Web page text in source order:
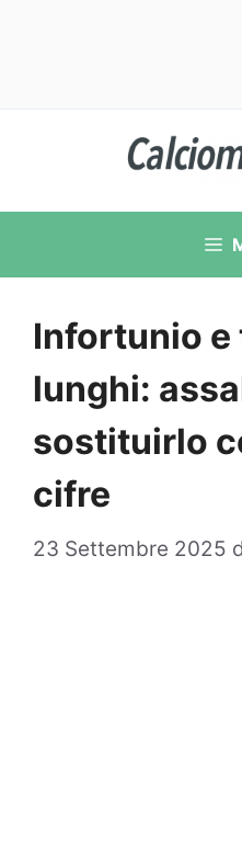
contenuto
Infortunio e
lunghi:
sostituirlo
cifre
23 Settembre 2025